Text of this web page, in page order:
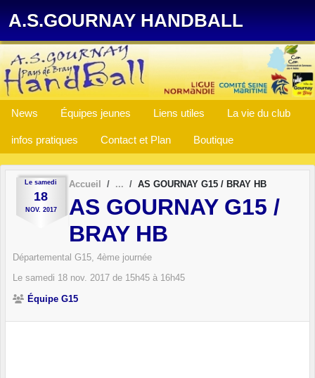
A.S.GOURNAY HANDBALL
News Équipes jeunes Liens utiles La vie du club
infos pratiques Contact et Plan Boutique
Le samedi
18
NOV. 2017
Accueil AS GOURNAY G15 / BRAY HB
AS GOURNAY G15 /
BRAY HB
Départemental G15, 4ème journée
Le samedi 18 nov. 2017 de 15h45 à 16h45
Équipe G15